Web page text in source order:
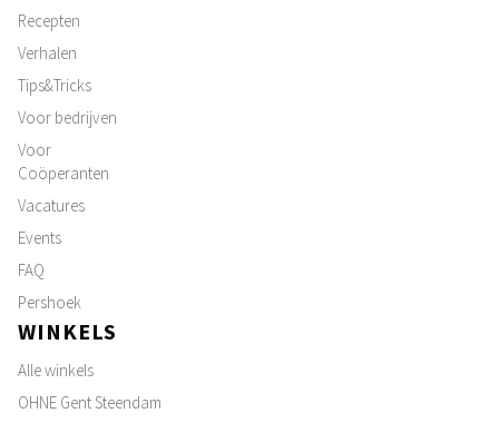
Recepten
Verhalen
Tips&Tricks
Voor bedrijven
Voor
Coöperanten
Vacatures
Events
FAQ
Pershoek
WINKELS
Alle winkels
OHNE Gent Steendam